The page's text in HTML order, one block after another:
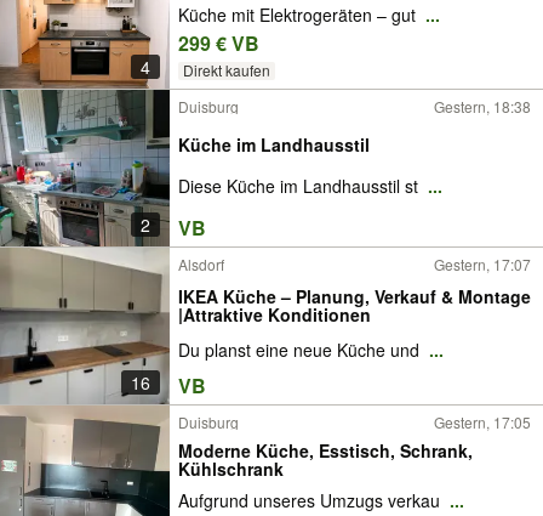
4
Küche mit Elektrogeräten – gut ...
299 € VB
Direkt kaufen
2
Duisburg Gestern, 18:38
Küche im Landhausstil
Diese Küche im Landhausstil st ...
VB
16
Alsdorf Gestern, 17:07
IKEA Küche – Planung, Verkauf & Montage
|Attraktive Konditionen
Du planst eine neue Küche und ...
VB
Duisburg Gestern, 17:05
Moderne Küche, Esstisch, Schrank,
Kühlschrank
Aufgrund unseres Umzugs verkau ...